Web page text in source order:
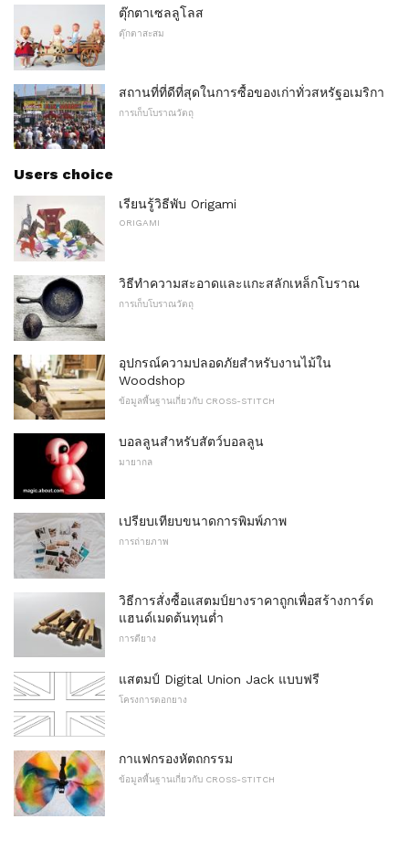
ตุ๊กตาเซลลูโลส
ตุ๊กตาสะสม
สถานที่ที่ดีที่สุดในการซื้อของเก่าทั่วสหรัฐอเมริกา
การเก็บโบราณวัตถุ
Users choice
เรียนรู้วิธีพับ Origami
ORIGAMI
วิธีทำความสะอาดและแกะสลักเหล็กโบราณ
การเก็บโบราณวัตถุ
อุปกรณ์ความปลอดภัยสำหรับงานไม้ใน
Woodshop
ข้อมูลพื้นฐานเกี่ยวกับ CROSS-STITCH
บอลลูนสำหรับสัตว์บอลลูน
มายากล
เปรียบเทียบขนาดการพิมพ์ภาพ
การถ่ายภาพ
วิธีการสั่งซื้อแสตมป์ยางราคาถูกเพื่อสร้างการ์ด
แฮนด์เมดต้นทุนต่ำ
การตียาง
แสตมป์ Digital Union Jack แบบฟรี
โครงการตอกยาง
กาแฟกรองหัตถกรรม
ข้อมูลพื้นฐานเกี่ยวกับ CROSS-STITCH